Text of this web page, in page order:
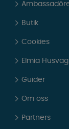
Butik
Cookies
Elmia
Guider
Om oss
Partners